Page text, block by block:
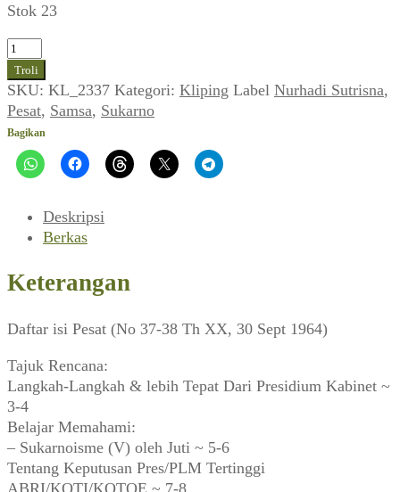
Stok 23
Kuantitas
Pesat
(No
37-
38
Th
XX,
1964)
Troli
SKU: KL_2337 Kategori: Kliping Label Nurhadi Sutrisna,
Pesat, Samsa, Sukarno
Bagikan
Deskripsi
Berkas
Keterangan
Daftar isi Pesat (No 37-38 Th XX, 30 Sept 1964)
Tajuk Rencana:
Langkah-Langkah & lebih Tepat Dari Presidium Kabinet ~
3-4
Belajar Memahami:
– Sukarnoisme (V) oleh Juti ~ 5-6
Tentang Keputusan Pres/PLM Tertinggi
ABRI/KOTI/KOTOE ~ 7-8